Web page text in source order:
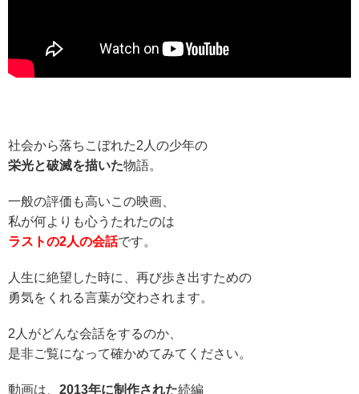
社会から落ちこぼれた2人の少年の
栄光と破滅を描いた物語。
一般の評価も高いこの映画、
私が何よりも心うたれたのは
ラストの2人の会話です。
人生に絶望した時に、再び歩き出すための
勇気をくれる言葉が交わされます。
2人がどんな会話をするのか、
是非ご覧になって確かめてみてください。
動画は、 2013年に制作された続編